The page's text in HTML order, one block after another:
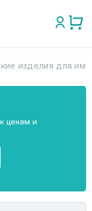
изделия для
ценам и